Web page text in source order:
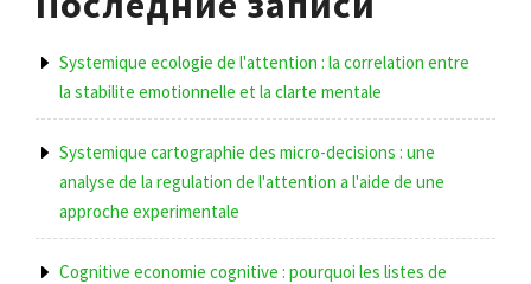
Systemique ecologie de l'attention : la correlation entre
la stabilite emotionnelle et la clarte mentale
Systemique cartographie des micro-decisions : une
analyse de la regulation de l'attention a l'aide de une
approche experimentale
Cognitive economie cognitive : pourquoi les listes de